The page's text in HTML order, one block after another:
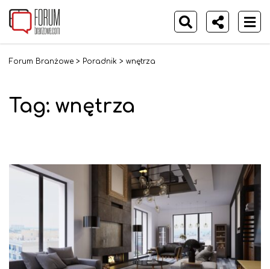
Forum Branżowe > Poradnik > wnętrza
Tag: wnętrza